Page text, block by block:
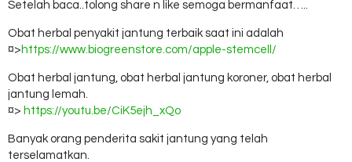
Setelah baca..tolong share n like semoga bermanfaat…..
Obat herbal penyakit jantung terbaik saat ini adalah
¤> https://www.biogreenstore.com/apple-stemcell/
Obat herbal jantung, obat herbal jantung koroner, obat herbal
jantung lemah.
¤> https://youtu.be/CiK5ejh_xQo
Banyak orang penderita sakit jantung yang telah
terselamatkan.